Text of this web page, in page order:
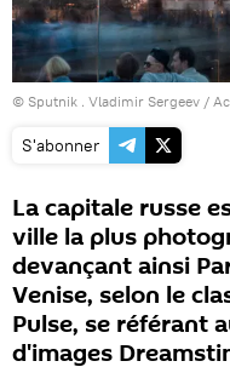
© Sputnik . Vladimir Sergeev /
S'abonner
La capitale russe
ville la plus
devançant ainsi
Venise, selon le
Pulse, se référant
d'images